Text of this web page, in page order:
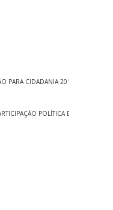
PARA CIDADANIA 2011
POLÍTICA E DIREITOS